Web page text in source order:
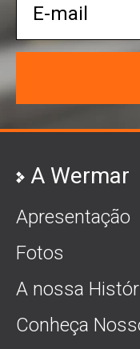
A Wermar
Apresentação
Fotos
A nossa
Conheça